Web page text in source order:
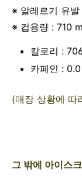
※ 알레르기 유발
※ 컵용량 : 710
칼로리 :
카페인 :
(매장 상황에 따
그 밖에 아이스